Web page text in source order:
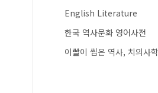
English Literature
한국 역사문화 영어사전
이빨이 씹은 역사, 치의사학